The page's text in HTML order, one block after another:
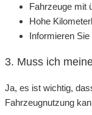
Fahrzeuge mit
Hohe
Informieren
3. Muss ich
Ja, es ist wichtig,
Fahrzeugnutzung